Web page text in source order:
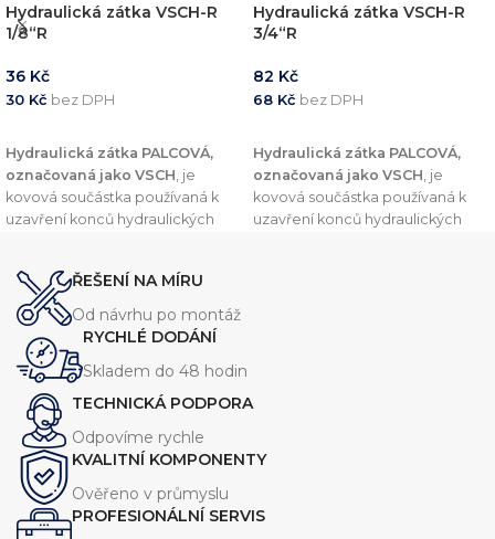
Hydraulická zátka VSCH-R
1/8“R
36 Kč
30 Kč bez DPH
Hydraulická zátka PALCOVÁ,
označovaná jako VSCH , je
kovová součástka používaná k
uzavření konců hydraulických
s normouDIN 2353, což zajišťuje
vysokou kvalitu a kompatibilitu s
dalšími komponenty v
hydraulických systémech.
Hydraulická zátka VSCH-R
3/4“R
82 Kč
68 Kč bez DPH
Hydraulická zátka PALCOVÁ,
označovaná jako VSCH , je
kovová součástka používaná k
uzavření konců hydraulických
ŘEŠENÍ NA MÍRU
Od návrhu po montáž
RYCHLÉ DODÁNÍ
Skladem do 48 hodin
TECHNICKÁ PODPORA
Odpovíme rychle
KVALITNÍ KOMPONENTY
Ověřeno v průmyslu
PROFESIONÁLNÍ SERVIS